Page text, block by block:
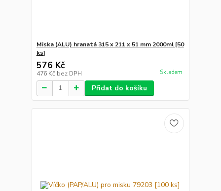
Miska (ALU) hranatá 315 x 211 x 51 mm 2000ml [50
ks]
576 Kč
476 Kč bez DPH Skladem
Přidat do košíku